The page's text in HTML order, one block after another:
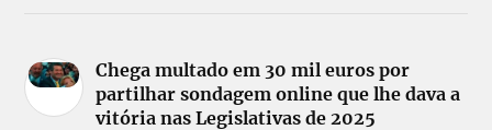
Chega multado em 30 mil euros por
partilhar sondagem online que lhe dava a
vitória nas Legislativas de 2025